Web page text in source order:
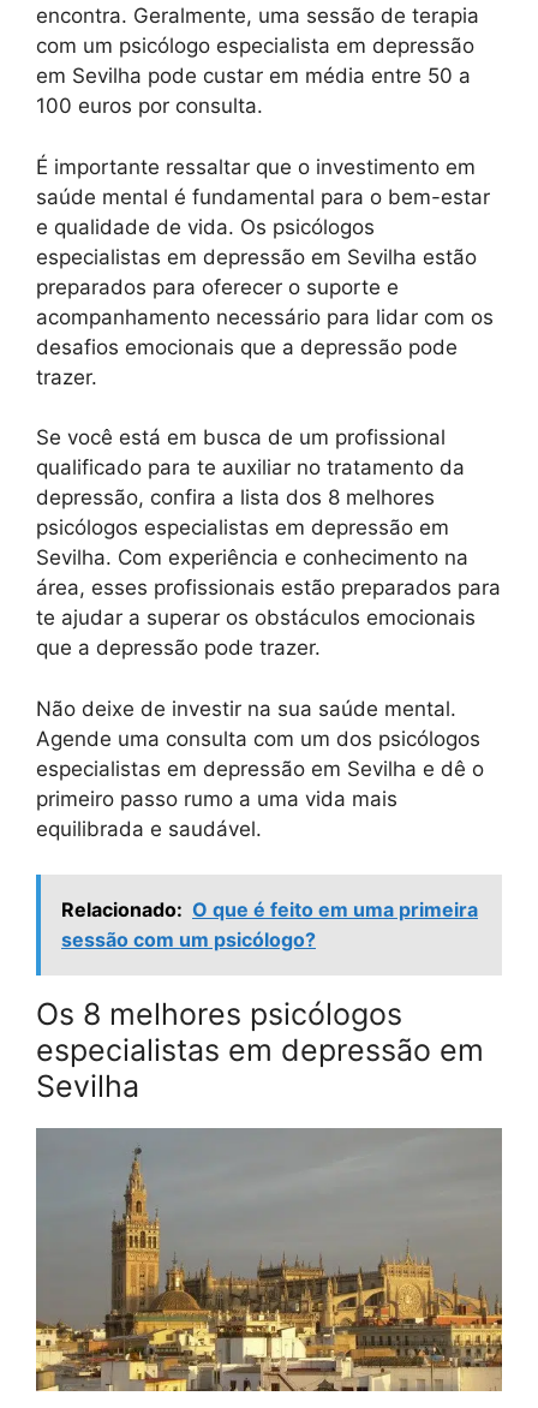
encontra. Geralmente, uma sessão de terapia
com um psicólogo especialista em depressão
em Sevilha pode custar em média entre 50 a
100 euros por consulta.
É importante ressaltar que o investimento em
saúde mental é fundamental para o bem-estar
e qualidade de vida. Os psicólogos
especialistas em depressão em Sevilha estão
preparados para oferecer o suporte e
acompanhamento necessário para lidar com os
desafios emocionais que a depressão pode
trazer.
Se você está em busca de um profissional
qualificado para te auxiliar no tratamento da
depressão, confira a lista dos 8 melhores
psicólogos especialistas em depressão em
Sevilha. Com experiência e conhecimento na
área, esses profissionais estão preparados para
te ajudar a superar os obstáculos emocionais
que a depressão pode trazer.
Não deixe de investir na sua saúde mental.
Agende uma consulta com um dos psicólogos
especialistas em depressão em Sevilha e dê o
primeiro passo rumo a uma vida mais
equilibrada e saudável.
Relacionado: O que é feito em uma primeira
sessão com um psicólogo?
Os 8 melhores psicólogos
especialistas em depressão em
Sevilha